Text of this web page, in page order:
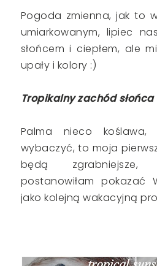
Pogoda zmienna, jak to
umiarkowanym, lipiec
słońcem i ciepłem, ale
upały i kolory :)
Tropikalny zachód
Palma nieco
wybaczyć, to moja
będą
postanowiłam pokazać
jako kolejną wakacyjną